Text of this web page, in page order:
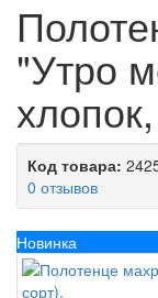
"Утро
Код товара:
0 отзывов
Новинка